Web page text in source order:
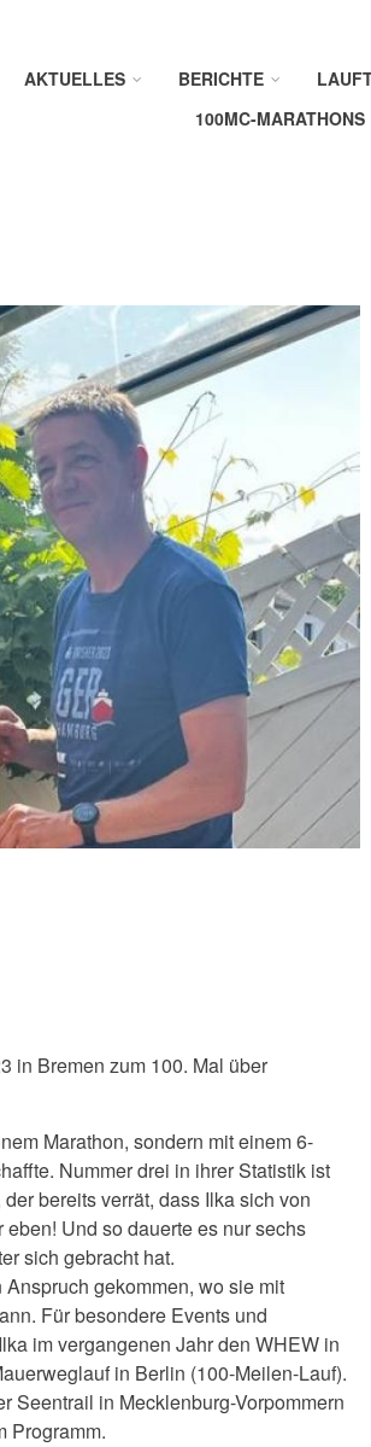
AKTUELLES BERICHTE
100MC-MARATHONS
in Bremen zum 100. Mal über
Marathon, sondern mit einem 6-
Nummer drei in ihrer Statistik ist
bereits verrät, dass Ilka sich von
Und so dauerte es nur sechs
sich gebracht hat.
gekommen, wo sie mit
Für besondere Events und
im vergangenen Jahr den WHEW in
in Berlin (100-Meilen-Lauf).
Seentrail in Mecklenburg-Vorpommern
Programm.